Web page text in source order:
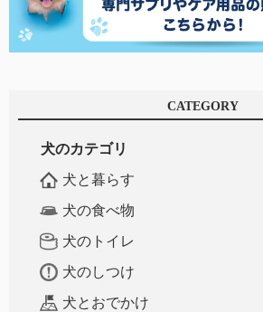
CATEGORY
犬のカテゴリ
犬と暮らす
犬の食べ物
犬のトイレ
犬のしつけ
犬とおでかけ